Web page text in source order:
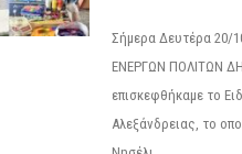
Σήμερα Δευτέρα
ΕΝΕΡΓΩΝ ΠΟΛΙΤΩΝ
επισκεφθήκαμε το
Αλεξάνδρειας, το